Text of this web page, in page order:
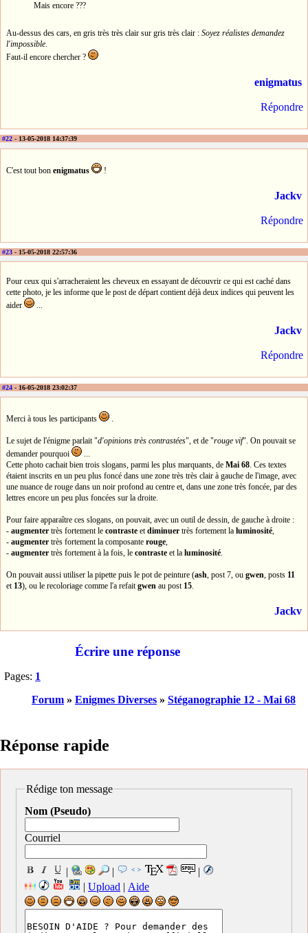
Mais encore ???
Au-dessus des cars, en gris très très clair sur gris très clair : Soyez réalistes demandez
l'impossible.
Faut-il encore chercher ?
enigmatus
Répondre
#22 - 13-05-2018 14:37:39
C'est tout bon enigmatus !
Jackv
Répondre
#23 - 15-05-2018 22:57:36
Pour ceux qui s'arracheraient les cheveux en essayant de découvrir ce qui est caché dans
cette photo, je les informe que le post de départ contient déjà deux indices qui peuvent les
aider
...
Jackv
Répondre
#24 - 16-05-2018 23:02:37
Merci à tous les participants .
Le sujet de l'énigme parlait "d'opinions très contrastées", et de "rouge vif". On pouvait se
demander pourquoi
...
Cette photo cachait bien trois slogans, parmi les plus marquants, de Mai 68. Ces textes
étaient inscrits en un peu plus foncé dans une zone très très clair à gauche de l'image, avec
une nuance de rouge dans un noir profond au centre et, dans une zone très foncée, par des
lettres encore un peu plus foncées sur la droite.
Pour faire apparaître ces slogans, on pouvait, avec un outil de dessin, de gauche à droite :
- augmenter très fortement le contraste etdiminuer très fortement la luminosité,
- augmenter très fortement la composante rouge,
- augmenter très fortement à la fois, le contraste et la luminosité.
On pouvait aussi utiliser la pipette puis le pot de peinture (ash, post 7, ou gwen, posts 11
et 13), ou le recoloriage comme l'a refaitgwen au post 15.
Jackv
Écrire une réponse
Pages: 1
Forum » Enigmes Diverses » Stéganographie 12 - Mai 68
Réponse rapide
Rédige ton message
Nom (Pseudo)
Courriel
| |
|
| Upload | Aide